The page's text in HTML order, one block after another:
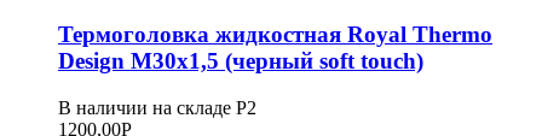
Термоголовка жидкостная Royal Thermo
Design М30х1,5 (черный soft touch)
В наличии на складе Р2
1200,00Р